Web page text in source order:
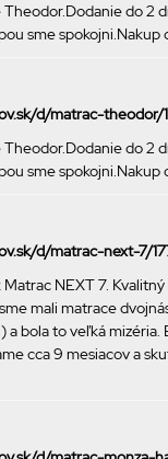
do 2
sme spokojni.Nakup
d/matrac-theodor/
do 2
sme spokojni.Nakup
d/matrac-next-7/
NEXT 7.
mali matrace
a bola to veľká mizéria.
cca 9 mesiacov a